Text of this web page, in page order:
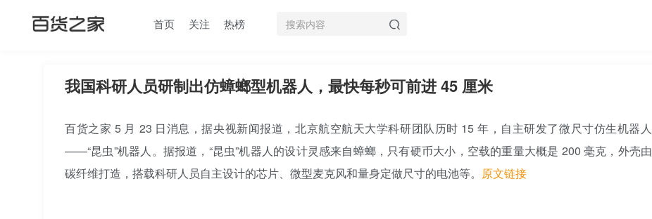
首页 关注 热榜
我国科研人员研制出仿蟑螂型机器人，最快每秒可前进 45 厘米
百货之家 5 月 23 日消息，据央视新闻报道，北京航空航天大学科研团队历时 15 年，自主研发了微尺寸仿生机器人
——“昆虫”机器人。据报道，“昆虫”机器人的设计灵感来自蟑螂， 只有硬币大小 ，空载的重量大概是 200 毫克，外壳由
碳纤维打造，搭载科研人员自主设计的芯片、微型麦克风和量身定做尺寸的电池等。 原文链接